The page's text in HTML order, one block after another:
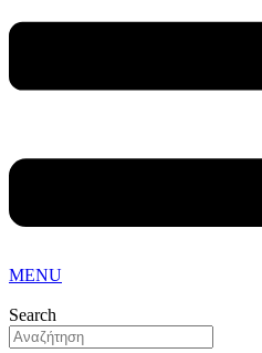
MENU
Search